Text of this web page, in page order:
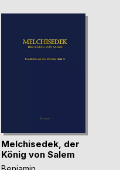
Melchisedek, der
König von Salem